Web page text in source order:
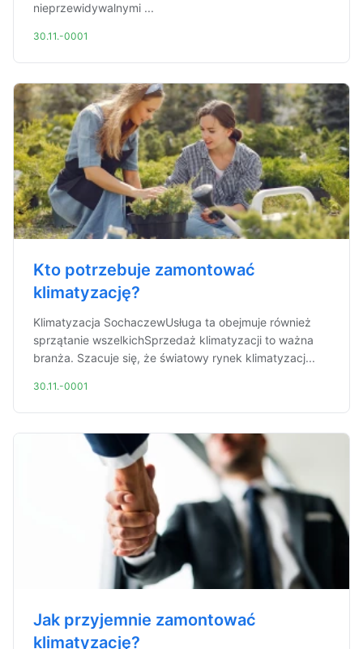
nieprzewidywalnymi ...
30.11.-0001
Kto potrzebuje zamontować
klimatyzację?
Klimatyzacja SochaczewUsługa ta obejmuje również
sprzątanie wszelkichSprzedaż klimatyzacji to ważna
branża. Szacuje się, że światowy rynek klimatyzacj...
30.11.-0001
Jak przyjemnie zamontować
klimatyzację?